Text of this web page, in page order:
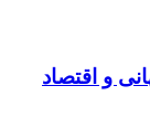
و اقتصاد